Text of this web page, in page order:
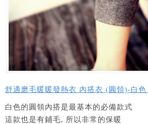
舒適磨毛暖暖發熱衣 內搭衣 (圓領)-白色
白色的圓領內搭是最基本的必備款式
這款也是有鋪毛, 所以非常的保暖